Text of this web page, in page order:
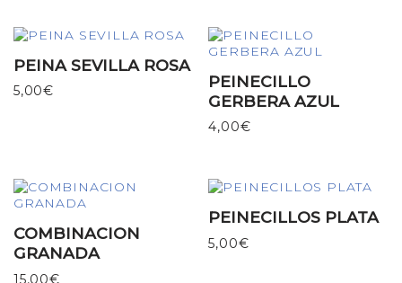
PEINA SEVILLA ROSA
5,00€
PEINECILLO
GERBERA AZUL
4,00€
COMBINACION
GRANADA
15,00€
PEINECILLOS PLATA
5,00€